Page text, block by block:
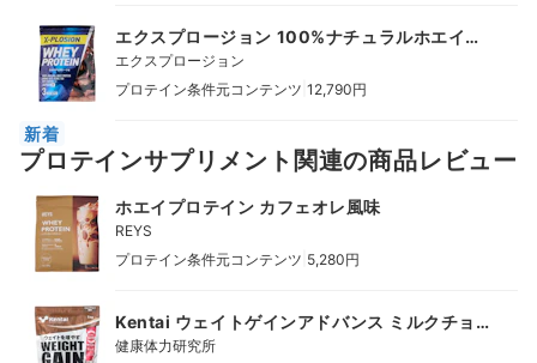
エクスプロージョン 100%ナチュラルホエイプ
ロテイン ミルクチョコレート味
エクスプロージョン
プロテイン条件元コンテンツ 12,790円
新着
プロテインサプリメント関連の商品レビュー
ホエイプロテイン カフェオレ風味
REYS
プロテイン条件元コンテンツ 5,280円
Kentai ウェイトゲインアドバンス ミルクチョ
コ風味
健康体力研究所